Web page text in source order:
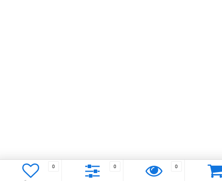
0 0 0
Заказать бесплатный звонок